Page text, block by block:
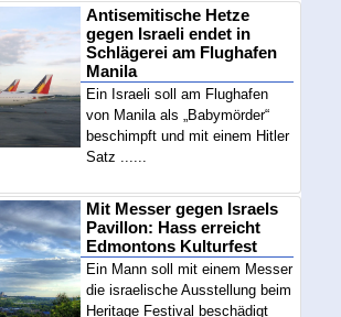
Antisemitische Hetze
gegen Israeli endet in
Schlägerei am Flughafen
Manila
Ein Israeli soll am Flughafen
von Manila als „Babymörder“
beschimpft und mit einem Hitler
Satz ......
Mit Messer gegen Israels
Pavillon: Hass erreicht
Edmontons Kulturfest
Ein Mann soll mit einem Messer
die israelische Ausstellung beim
Heritage Festival beschädigt